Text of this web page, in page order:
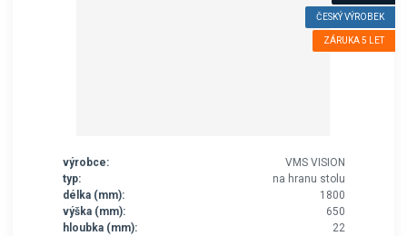
ČESKÝ VÝROBEK
ZÁRUKA 5 LET
výrobce:
VMS VISION
typ:
na hranu stolu
délka (mm):
1800
výška (mm):
650
hloubka (mm):
22